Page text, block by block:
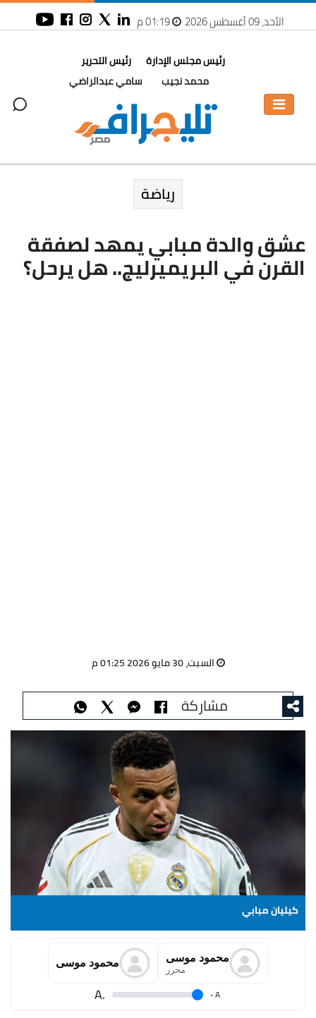
الأحد، 09 أغسطس 2026 01:19 م
رئيس مجلس الإدارة
محمد نجيب
رئيس التحرير
سامي عبدالراضي
رياضة
عشق والدة مبابي يمهد لصفقة
القرن في البريميرليج.. هل يرحل؟
السبت، 30 مايو 2026 01:25 م
مشاركة
كيليان مبابي
محمود موسى
محرر محمود موسى
A
.
.A